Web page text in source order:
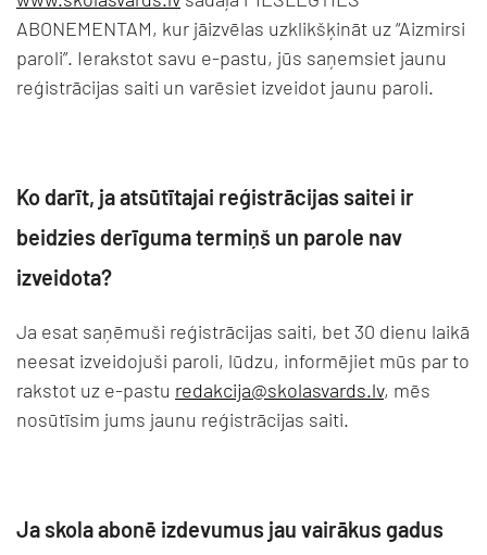
ABONEMENTAM, kur jāizvēlas uzklikšķināt uz “Aizmirsi
paroli”. Ierakstot savu e-pastu, jūs saņemsiet jaunu
reģistrācijas saiti un varēsiet izveidot jaunu paroli.
Ko darīt, ja atsūtītajai reģistrācijas saitei ir
beidzies derīguma termiņš un parole nav
izveidota?
Ja esat saņēmuši reģistrācijas saiti, bet 30 dienu laikā
neesat izveidojuši paroli, lūdzu, informējiet mūs par to
rakstot uz e-pastu redakcija@skolasvards.lv, mēs
nosūtīsim jums jaunu reģistrācijas saiti.
Ja skola abonē izdevumus jau vairākus gadus